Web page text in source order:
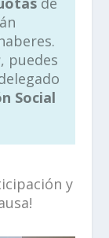
, puedes
Social
y